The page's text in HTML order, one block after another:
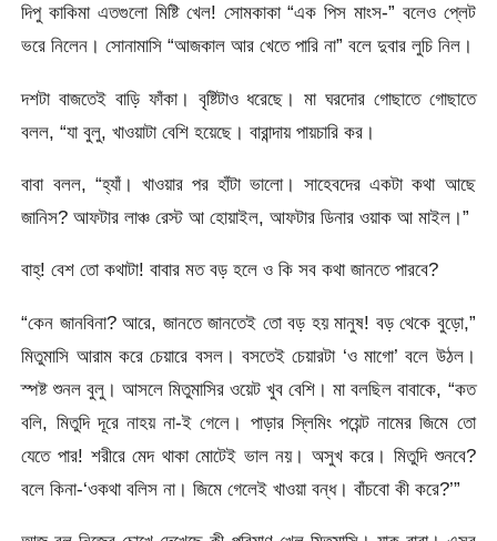
দিপু কাকিমা এতগুলো মিষ্টি খেল! সোমকাকা “এক পিস মাংস-” বলেও প্লেট
ভরে নিলেন। সোনামাসি “আজকাল আর খেতে পারি না” বলে দুবার লুচি নিল।
দশটা বাজতেই বাড়ি ফাঁকা। বৃষ্টিটাও ধরেছে। মা ঘরদোর গোছাতে গোছাতে
বলল, “যা বুলু, খাওয়াটা বেশি হয়েছে। বারান্দায় পায়চারি কর।
বাবা বলল, “হ্যাঁ। খাওয়ার পর হাঁটা ভালো। সাহেবদের একটা কথা আছে
জানিস? আফটার লাঞ্চ রেস্ট আ হোয়াইল, আফটার ডিনার ওয়াক আ মাইল।”
বাহ্‌! বেশ তো কথাটা! বাবার মত বড় হলে ও কি সব কথা জানতে পারবে?
“কেন জানবিনা? আরে, জানতে জানতেই তো বড় হয় মানুষ! বড় থেকে বুড়ো,”
মিতুমাসি আরাম করে চেয়ারে বসল। বসতেই চেয়ারটা ‘ও মাগো’ বলে উঠল।
স্পষ্ট শুনল বুলু। আসলে মিতুমাসির ওয়েট খুব বেশি। মা বলছিল বাবাকে, “কত
বলি, মিতুদি দূরে নাহয় না-ই গেলে। পাড়ার স্লিমিং পয়েন্ট নামের জিমে তো
যেতে পার! শরীরে মেদ থাকা মোটেই ভাল নয়। অসুখ করে। মিতুদি শুনবে?
বলে কিনা-‘ওকথা বলিস না। জিমে গেলেই খাওয়া বন্ধ। বাঁচবো কী করে?’”